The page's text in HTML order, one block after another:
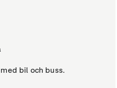
bil och buss.